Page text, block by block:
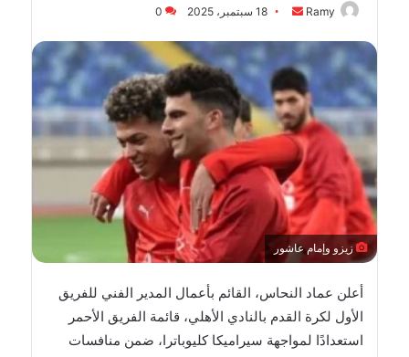
Ramy
أرسل
إلكترونيا
18 سبتمبر، 2025 0
زيزو وإمام عاشور
أعلن عماد النحاس، القائم بأعمال المدير الفني للفريق
الأول لكرة القدم بالنادي الأهلي، قائمة الفريق الأحمر
استعدادًا لمواجهة سيراميكا كليوباترا، ضمن منافسات